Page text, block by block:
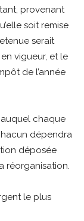
provenant
soit remise
serait
vigueur, et le
de l’année
chaque
dépendra
déposée
réorganisation.
le plus